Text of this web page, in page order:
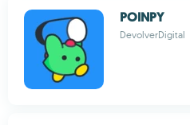
POINPY
DevolverDigital